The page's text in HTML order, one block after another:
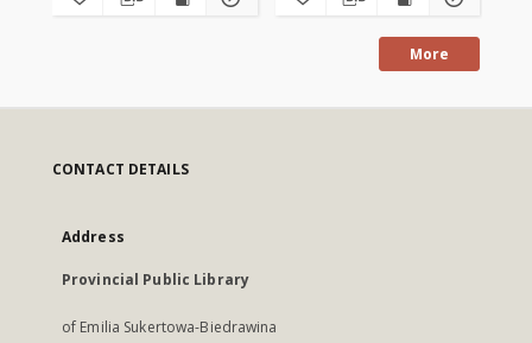
More
CONTACT DETAILS
Address
Provincial Public Library
of Emilia Sukertowa-Biedrawina